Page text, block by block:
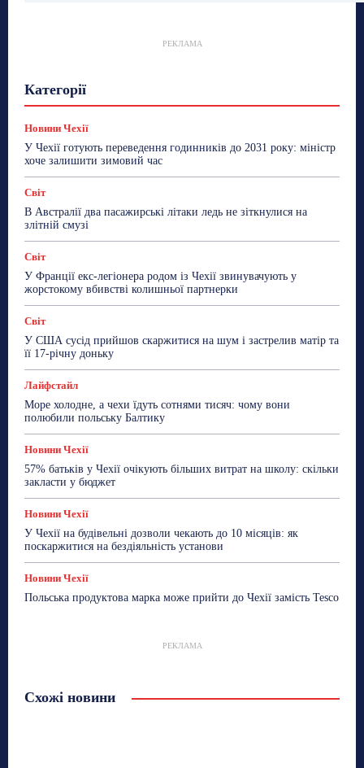
РЕКЛАМА
Категорії
Лайфстайл
Мандри Мова
Новини України
Новини Чехії
Сад та город Світ
Спорт
ТехноМанія
Топ-новини Фоторепортаж
Новини Чехії
У Чехії готують переведення годинників до 2031 року: міністр
хоче залишити зимовий час
Світ
В Австралії два пасажирські літаки ледь не зіткнулися на
злітній смузі
Світ
У Франції екс-легіонера родом із Чехії звинувачують у
жорстокому вбивстві колишньої партнерки
Світ
У США сусід прийшов скаржитися на шум і застрелив матір та
її 17-річну доньку
Лайфстайл
Море холодне, а чехи їдуть сотнями тисяч: чому вони
полюбили польську Балтику
Новини Чехії
57% батьків у Чехії очікують більших витрат на школу: скільки
закласти у бюджет
Новини Чехії
У Чехії на будівельні дозволи чекають до 10 місяців: як
поскаржитися на бездіяльність установи
Новини Чехії
Польська продуктова марка може прийти до Чехії замість Tesco
РЕКЛАМА
Схожі новини